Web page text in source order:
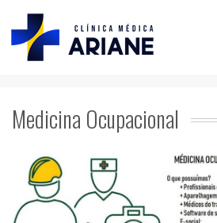
Medicina Ocupacional